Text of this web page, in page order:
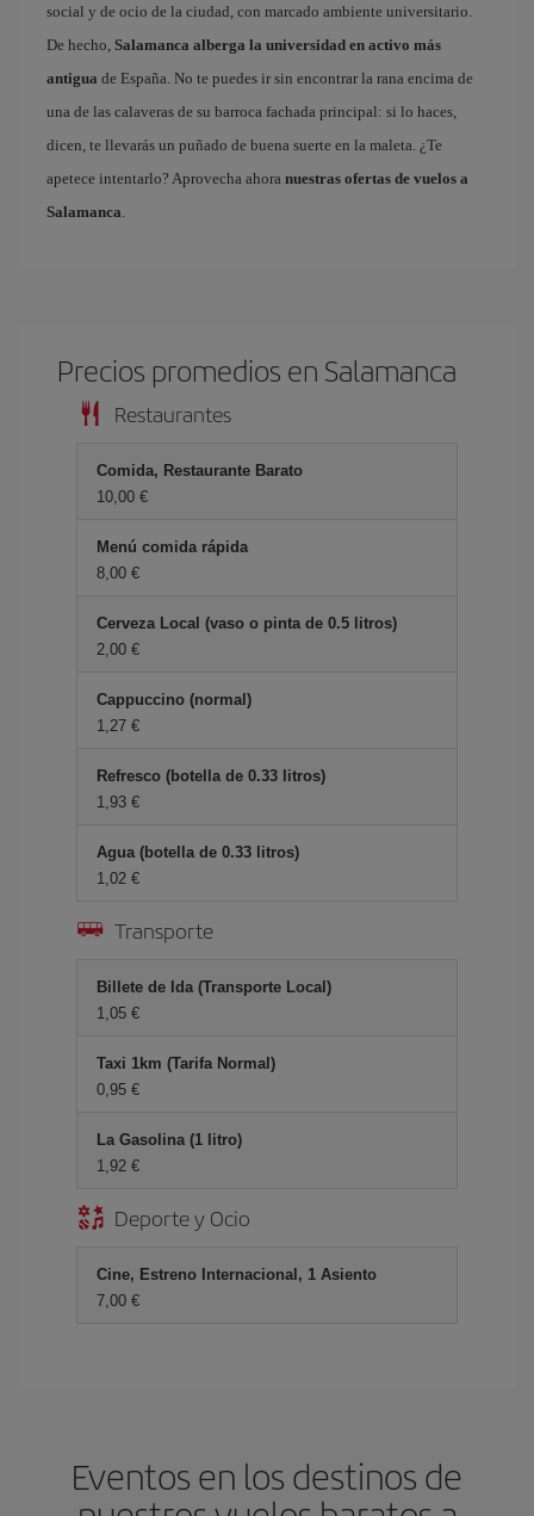
social y de ocio de la ciudad, con marcado ambiente universitario.
De hecho, Salamanca alberga la universidad en activo más
antigua de España. No te puedes ir sin encontrar la rana encima de
una de las calaveras de su barroca fachada principal: si lo haces,
dicen, te llevarás un puñado de buena suerte en la maleta. ¿Te
apetece intentarlo? Aprovecha ahora nuestras ofertas de vuelos a
Salamanca
Precios promedios en Salamanca
Restaurantes
Comida, Restaurante Barato
10,00 €
Menú comida rápida
8,00 €
Cerveza Local (vaso o pinta de 0.5 litros)
2,00 €
Cappuccino (normal)
1,27 €
Refresco (botella de 0.33 litros)
1,93 €
Agua (botella de 0.33 litros)
1,02 €
Transporte
Billete de Ida (Transporte Local)
1,05 €
Taxi 1km (Tarifa Normal)
0,95 €
La Gasolina (1 litro)
1,92 €
Deporte y Ocio
Cine, Estreno Internacional, 1 Asiento
7,00 €
Eventos en los destinos de